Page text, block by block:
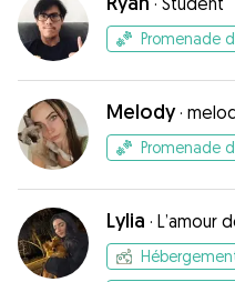
Promenade
Melody·
Promenade
Lylia · L’amour